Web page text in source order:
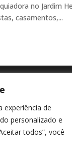
experiência de
personalizado e
todos”, você
no Jardim
casamentos,...
Av